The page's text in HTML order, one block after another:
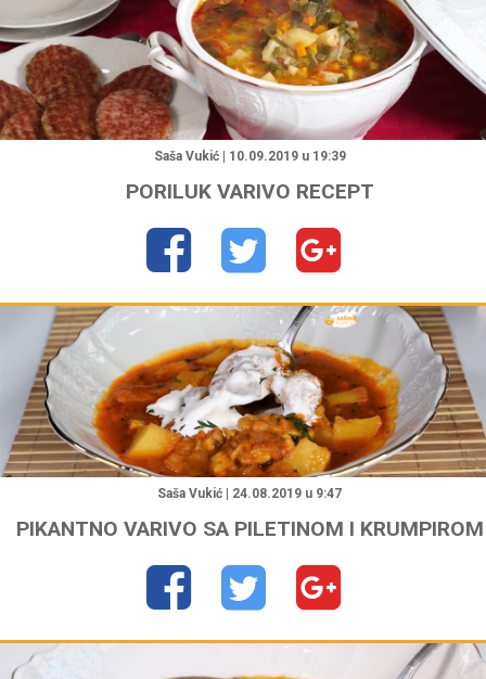
"
Saša Vukić | 10.09.2019 u 19:39
PORILUK VARIVO RECEPT
"
Saša Vukić | 24.08.2019 u 9:47
PIKANTNO VARIVO SA PILETINOM I KRUMPIROM